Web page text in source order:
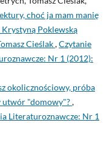
choć ja mam manię
Poklewską
Cieślak,Czytanie
Nr 1 (2012):
okolicznościowy, próba
utwór "domowy"?,
Literaturoznawcze: Nr 1